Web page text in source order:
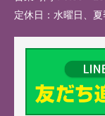
定休日： 水曜日、